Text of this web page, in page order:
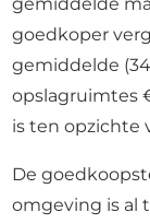
goedkoper
gemiddelde
opslagruimtes
is ten opzichte
De
omgeving is al